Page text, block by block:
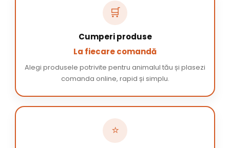
🛒
Cumperi produse
La fiecare comandă
Alegi produsele potrivite pentru animalul tău și plasezi
comanda online, rapid și simplu.
⭐